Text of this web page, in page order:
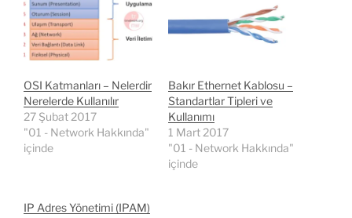
OSI Katmanları – Nelerdir
Nerelerde Kullanılır
27 Şubat 2017
"01 - Network Hakkında"
içinde
Bakır Ethernet Kablosu –
Standartlar Tipleri ve
Kullanımı
1 Mart 2017
"01 - Network Hakkında"
içinde
IP Adres Yönetimi (IPAM)